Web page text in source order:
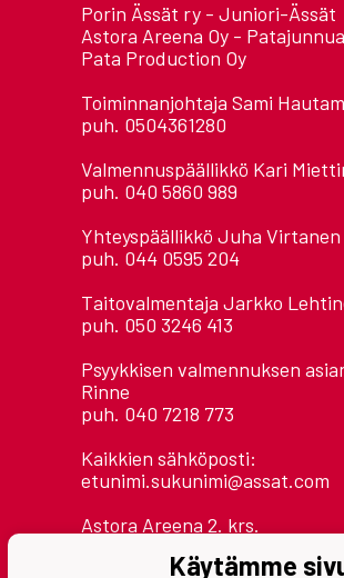
Porin Ässät ry - Juniori-Ässät
Astora Areena Oy -
Pata Production Oy
Toiminnanjohtaja Sami
puh. 0504361280
Valmennuspäällikkö Kari
puh. 040 5860 989
Yhteyspäällikkö Juha Virtanen
puh. 044 0595 204
Taitovalmentaja Jarkko
puh. 050 3246 413
Psyykkisen valmennuksen
Rinne
puh. 040 7218 773
Kaikkien sähköposti:
etunimi.sukunimi@assat.com
Astora Areena 2. krs.
Käytämme